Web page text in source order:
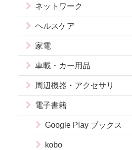
ネットワーク
ヘルスケア
家電
車載・カー用品
周辺機器・アクセサリ
電子書籍
Google Play ブックス
kobo